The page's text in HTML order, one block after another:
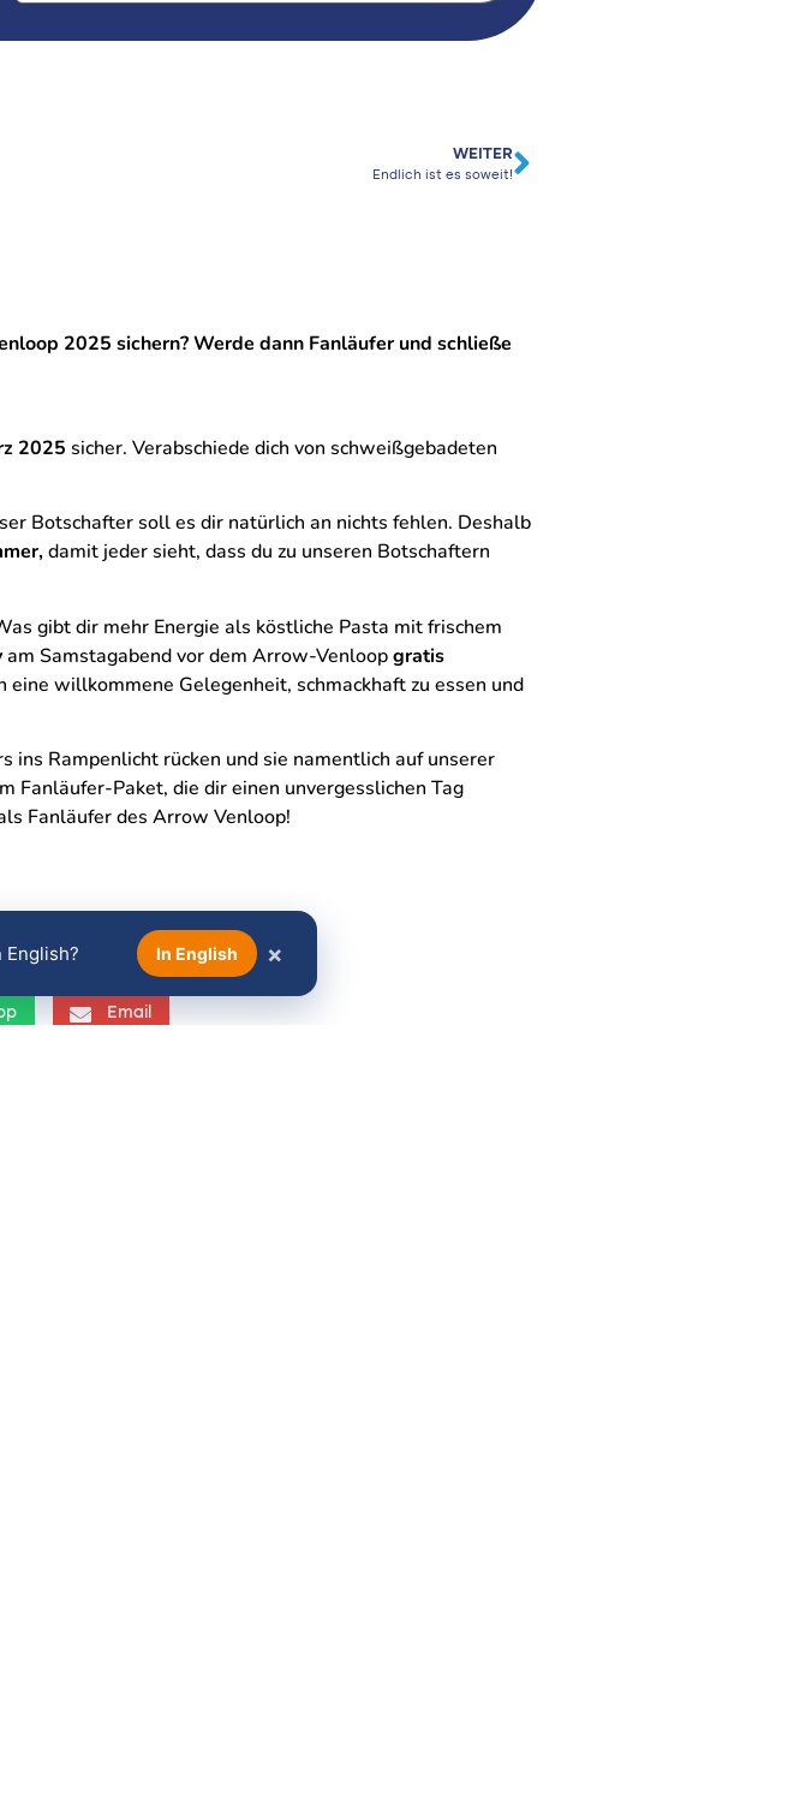
WEITER
Endlich ist es soweit!
2025 sichern? Werde dann Fanläufer und schließe
2025 sicher. Verabschiede dich von schweißgebadeten
Botschafter soll es dir natürlich an nichts fehlen. Deshalb
damit jeder sieht, dass du zu unseren Botschaftern
gibt dir mehr Energie als köstliche Pasta mit frischem
am Samstagabend vor dem Arrow-Venloopgratis
willkommene Gelegenheit, schmackhaft zu essen und
Rampenlicht rücken und sie namentlich auf unserer
Fanläufer-Paket, die dir einen unvergesslichen Tag
Fanläufer des Arrow Venloop!
Email
In English ×